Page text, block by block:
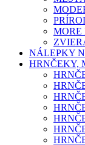
MORE
NÁLEPKY
HRNČEKY,